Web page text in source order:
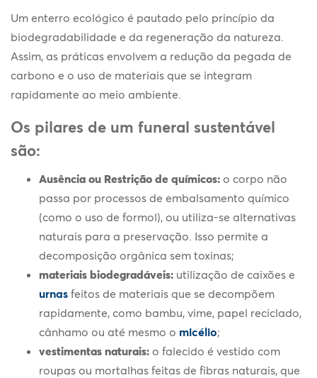
Um enterro ecológico é pautado pelo princípio da
biodegradabilidade e da regeneração da natureza.
Assim, as práticas envolvem a redução da pegada de
carbono e o uso de materiais que se integram
rapidamente ao meio ambiente.
Os pilares de um funeral sustentável
são:
Ausência ou Restrição de químicos: o corpo não
passa por processos de embalsamento químico
(como o uso de formol), ou utiliza-se alternativas
naturais para a preservação. Isso permite a
decomposição orgânica sem toxinas;
materiais biodegradáveis: utilização de caixões e
urnas feitos de materiais que se decompõem
rapidamente, como bambu, vime, papel reciclado,
cânhamo ou até mesmo o micélio;
vestimentas naturais: o falecido é vestido com
roupas ou mortalhas feitas de fibras naturais, que